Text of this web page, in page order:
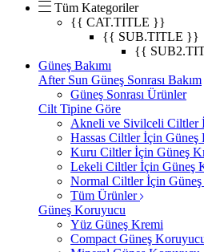
Tüm Kategoriler
{{ CAT.TITLE }}
{{ SUB.TITLE }}
{{
Güneş Bakımı
After Sun Güneş Sonrası Bakım
Güneş Sonrası Ürünler
Cilt Tipine Göre
Akneli ve Sivilceli Ciltler
Hassas Ciltler İçin Güneş
Kuru Ciltler İçin Güneş
Lekeli Ciltler İçin Güneş
Normal Ciltler İçin
Tüm Ürünler
Güneş Koruyucu
Yüz Güneş Kremi
Compact Güneş